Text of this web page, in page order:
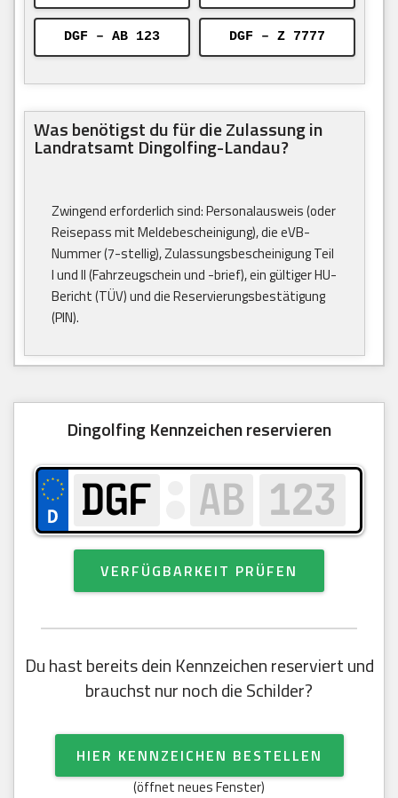
DGF – AB 123 DGF – Z 7777
Was benötigst du für die Zulassung in
Landratsamt Dingolfing-Landau?
Zwingend erforderlich sind: Personalausweis (oder
Reisepass mit Meldebescheinigung), die eVB-
Nummer (7-stellig), Zulassungsbescheinigung Teil
I und II (Fahrzeugschein und -brief), ein gültiger HU-
Bericht (TÜV) und die Reservierungsbestätigung
(PIN).
Dingolfing Kennzeichen reservieren
VERFÜGBARKEIT PRÜFEN
Du hast bereits dein Kennzeichen reserviert und
brauchst nur noch die Schilder?
HIER KENNZEICHEN BESTELLEN
(öffnet neues Fenster)